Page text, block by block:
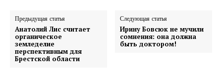
Предыдущая статья
Анатолий Лис считает
органическое
земледелие
перспективным для
Брестской области
Следующая статья
Ирину Бовсюк не мучили
сомнения: она должна
быть доктором!